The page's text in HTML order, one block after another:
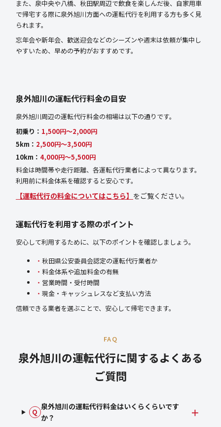
また、泉中央や八橋、秋田駅周辺で飲食を楽しんだ後、自家用車
で帰宅する際に泉外旭川方面への運転代行を利用する方も多く見
られます。
忘年会や新年会、歓送迎会などのシーズンや週末は依頼が集中し
やすいため、早めの予約がおすすめです。
泉外旭川の運転代行料金の目安
泉外旭川周辺の運転代行料金の相場は以下の通りです。
初乗り： 1,500円〜2,000円
5km： 2,500円〜3,500円
10km： 4,000円〜5,500円
料金は時間帯や走行距離、各運転代行業者によって異なります。
利用前に料金体系を確認すると安心です。
【運転代行の料金についてはこちら】 をご覧ください。
運転代行を利用する際のポイント
安心して利用するために、以下のポイントを確認しましょう。
秋田県公安委員会認定の運転代行業者か
料金体系や追加料金の有無
営業時間・受付時間
現金・キャッシュレスなど支払い方法
信頼できる業者を選ぶことで、安心して帰宅できます。
FAQ
泉外旭川の運転代行に関するよくある
ご質問
Q
泉外旭川の運転代行料金はいくらくらいです
か？